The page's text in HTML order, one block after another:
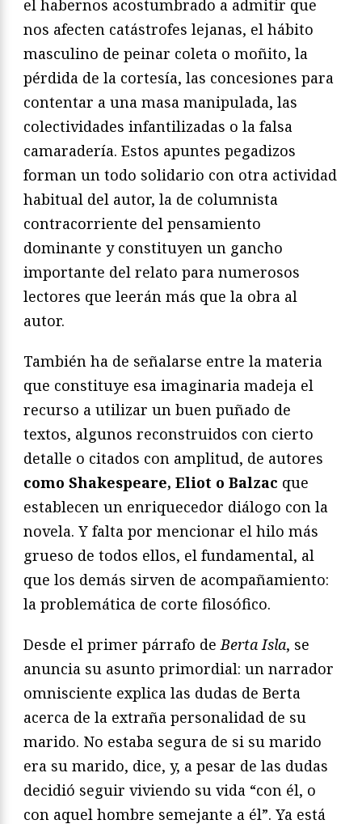
el habernos acostumbrado a admitir que
nos afecten catástrofes lejanas, el hábito
masculino de peinar coleta o moñito, la
pérdida de la cortesía, las concesiones para
contentar a una masa manipulada, las
colectividades infantilizadas o la falsa
camaradería. Estos apuntes pegadizos
forman un todo solidario con otra actividad
habitual del autor, la de columnista
contracorriente del pensamiento
dominante y constituyen un gancho
importante del relato para numerosos
lectores que leerán más que la obra al
autor.
También ha de señalarse entre la materia
que constituye esa imaginaria madeja el
recurso a utilizar un buen puñado de
textos, algunos reconstruidos con cierto
detalle o citados con amplitud, de autores
como Shakespeare, Eliot o Balzac que
establecen un enriquecedor diálogo con la
novela. Y falta por mencionar el hilo más
grueso de todos ellos, el fundamental, al
que los demás sirven de acompañamiento:
la problemática de corte filosófico.
Desde el primer párrafo de Berta Isla, se
anuncia su asunto primordial: un narrador
omnisciente explica las dudas de Berta
acerca de la extraña personalidad de su
marido. No estaba segura de si su marido
era su marido, dice, y, a pesar de las dudas
decidió seguir viviendo su vida “con él, o
con aquel hombre semejante a él”. Ya está